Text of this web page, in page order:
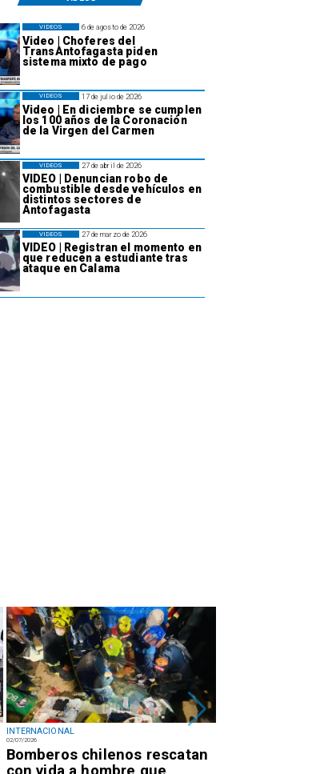
6 de agosto de 2026
Video | Choferes del
TransAntofagasta piden
sistema mixto de pago
VIDEOS
17 de julio de 2026
Video | En diciembre se cumplen
los 100 años de la Coronación
de la Virgen del Carmen
VIDEOS
27 de abril de 2026
VIDEO | Denuncian robo de
combustible desde vehículos en
distintos sectores de
Antofagasta
VIDEOS
27 de marzo de 2026
VIDEO | Registran el momento en
que reducen a estudiante tras
ataque en Calama
VIDEOS
INTERNACIONAL
02/07/2026
Bomberos chilenos rescatan
con vida a hombre que